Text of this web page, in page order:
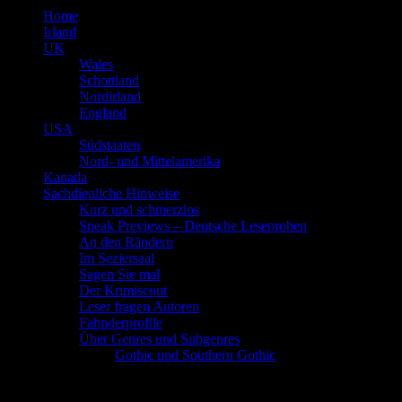
Home
Irland
UK
Wales
Schottland
Nordirland
England
USA
Südstaaten
Nord- und Mittelamerika
Kanada
Sachdienliche Hinweise
Kurz und schmerzlos
Sneak Previews – Deutsche Leseproben
An den Rändern
Im Seziersaal
Sagen Sie mal
Der Krimiscout
Leser fragen Autoren
Fahnderprofile
Über Genres und Subgenres
Gothic und Southern Gothic